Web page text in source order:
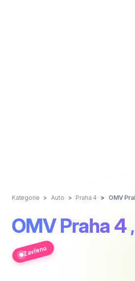
Kategorie Auto Praha 4 OMV
OMV Praha 4
Zavřeno